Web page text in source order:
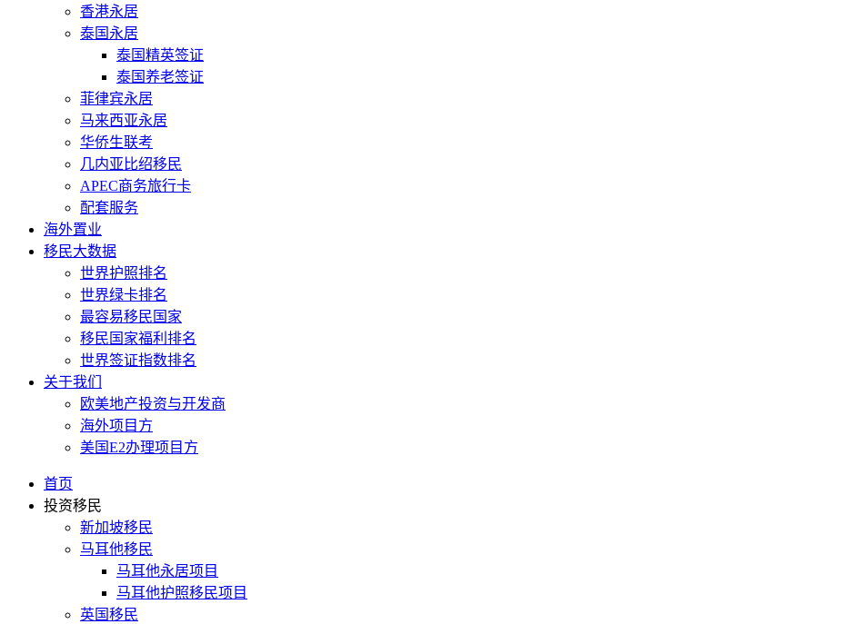
香港永居
泰国永居
泰国精英签证
泰国养老签证
菲律宾永居
马来西亚永居
华侨生联考
几内亚比绍移民
APEC商务旅行卡
配套服务
海外置业
移民大数据
世界护照排名
世界绿卡排名
最容易移民国家
移民国家福利排名
世界签证指数排名
关于我们
欧美地产投资与开发商
海外项目方
美国E2办理项目方
首页
投资移民
新加坡移民
马耳他移民
马耳他永居项目
马耳他护照移民项目
英国移民